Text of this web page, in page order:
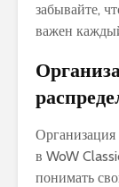
забывайте‚
важен
Организация
в WoW
понимать